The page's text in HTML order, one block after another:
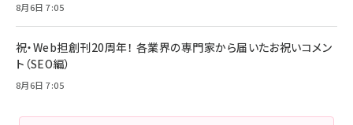
8月6日 7:05
祝・Web担創刊20周年！ 各業界の専門家から届いたお祝いコメン
ト（SEO編）
8月6日 7:05